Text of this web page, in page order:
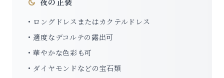
• ロングドレスまたはカクテルドレス
• 適度なデコルテの露出可
• 華やかな色彩も可
• ダイヤモンドなどの宝石類